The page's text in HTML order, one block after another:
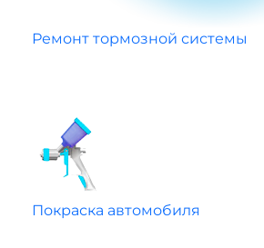
Ремонт тормозной системы
Покраска автомобиля